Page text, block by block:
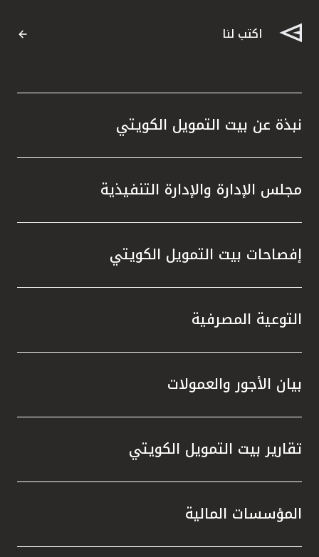
القنوات المصرفية
اتصل بنا
مواقع الفروع وأجهزة الصرف الآلي
تركيا
مصر
مملكة البحرين
اكتب لنا
نبذة عن بيت التمويل الكويتي
مجلس الإدارة والإدارة التنفيذية
إفصاحات بيت التمويل الكويتي
التوعية المصرفية
بيان الأجور والعمولات
تقارير بيت التمويل الكويتي
المؤسسات المالية